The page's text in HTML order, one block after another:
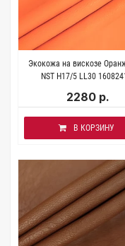
Экокожа на вискозе
NST H17/5 LL30
2280 р.
В КОРЗИНУ